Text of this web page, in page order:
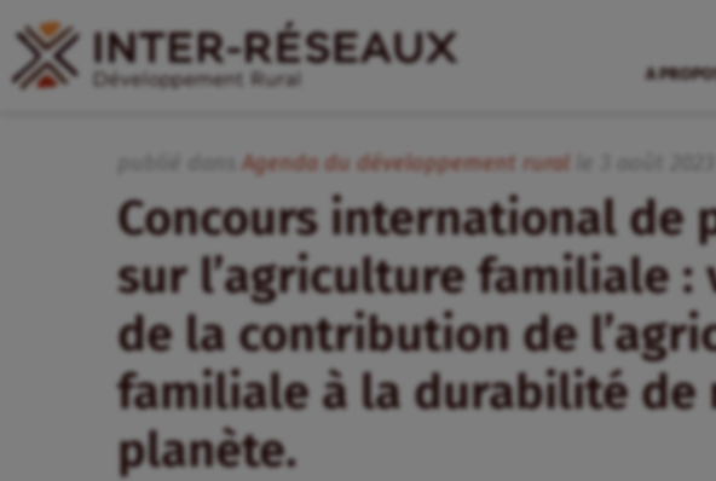
A
publié dansAgenda du développement rural
Concours international de
sur l’agriculture familiale :
de la contribution de
familiale à la durabilité de
planète.